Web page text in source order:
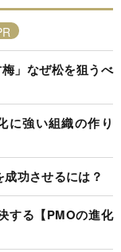
」なぜ松を狙うべ
に強い組織の作り
功させるには？
する【PMOの進化